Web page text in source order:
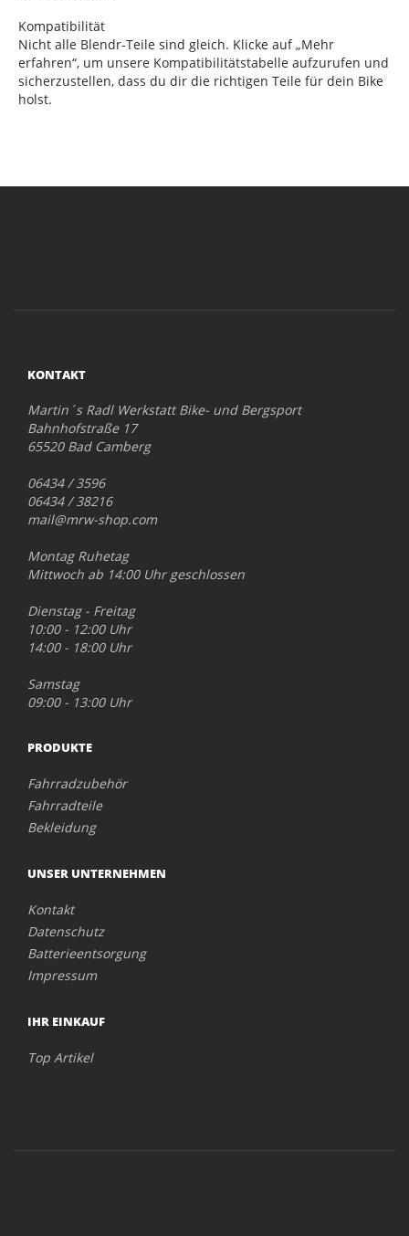
Kompatibilität
Nicht alle Blendr-Teile sind gleich. Klicke auf „Mehr
erfahren“, um unsere Kompatibilitätstabelle aufzurufen und
sicherzustellen, dass du dir die richtigen Teile für dein Bike
holst.
KONTAKT
Martin´s Radl Werkstatt Bike- und Bergsport
Bahnhofstraße 17
65520 Bad Camberg
06434 / 3596
06434 / 38216
mail@mrw-shop.com
Montag Ruhetag
Mittwoch ab 14:00 Uhr geschlossen
Dienstag - Freitag
10:00 - 12:00 Uhr
14:00 - 18:00 Uhr
Samstag
09:00 - 13:00 Uhr
PRODUKTE
Fahrradzubehör
Fahrradteile
Bekleidung
UNSER UNTERNEHMEN
Kontakt
Datenschutz
Batterieentsorgung
Impressum
IHR EINKAUF
Top Artikel